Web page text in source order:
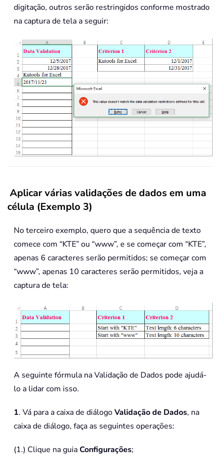
digitação, outros serão restringidos conforme mostrado
na captura de tela a seguir:
Aplicar várias validações de dados em uma
célula (Exemplo 3)
No terceiro exemplo, quero que a sequência de texto
comece com “KTE” ou “www”, e se começar com “KTE”,
apenas 6 caracteres serão permitidos; se começar com
“www”, apenas 10 caracteres serão permitidos, veja a
captura de tela:
A seguinte fórmula na Validação de Dados pode ajudá-
lo a lidar com isso.
1. Vá para a caixa de diálogoValidação de Dados, na
caixa de diálogo, faça as seguintes operações:
(1.) Clique na guiaConfigurações;